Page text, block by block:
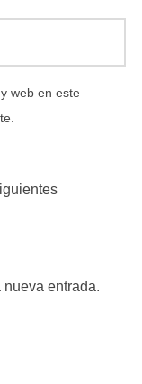
web en este
entrada.